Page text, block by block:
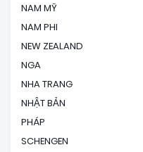
NAM MỸ
NAM PHI
NEW ZEALAND
NGA
NHA TRANG
NHẬT BẢN
PHÁP
SCHENGEN